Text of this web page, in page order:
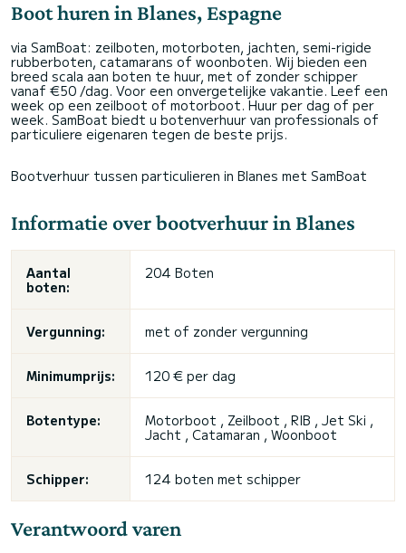
Boot huren in Blanes, Espagne
via SamBoat: zeilboten, motorboten, jachten, semi-rigide
rubberboten, catamarans of woonboten. Wij bieden een
breed scala aan boten te huur, met of zonder schipper
vanaf €50 /dag. Voor een onvergetelijke vakantie. Leef een
week op een zeilboot of motorboot. Huur per dag of per
week. SamBoat biedt u botenverhuur van professionals of
particuliere eigenaren tegen de beste prijs.
Bootverhuur tussen particulieren in Blanes met SamBoat
Informatie over bootverhuur in Blanes
Aantal
boten:
204 Boten
Vergunning: met of zonder vergunning
Minimumprijs: 120 € per dag
Botentype: Motorboot , Zeilboot , RIB , Jet Ski ,
Jacht , Catamaran , Woonboot
Schipper: 124 boten met schipper
Verantwoord varen